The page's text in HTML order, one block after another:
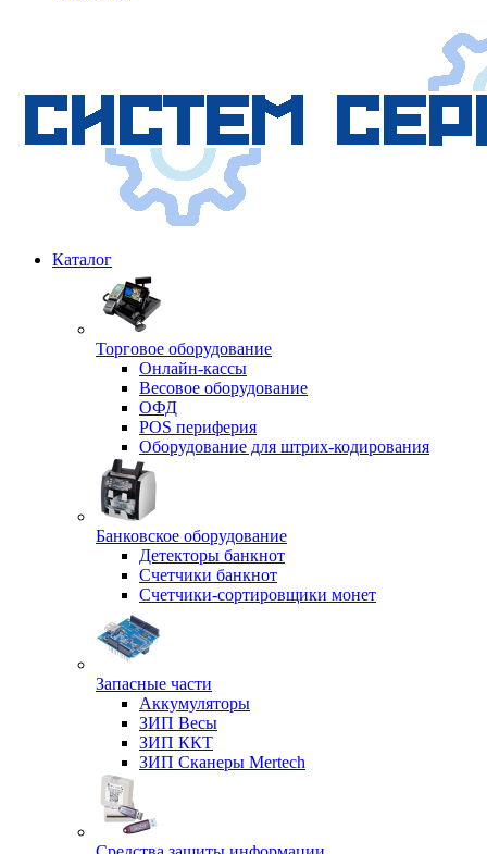
Каталог
Торговое оборудование
Онлайн-кассы
Весовое оборудование
ОФД
POS периферия
Оборудование для штрих-кодирования
Банковское оборудование
Детекторы банкнот
Счетчики банкнот
Счетчики-сортировщики монет
Запасные части
Аккумуляторы
ЗИП Весы
ЗИП ККТ
ЗИП Сканеры Mertech